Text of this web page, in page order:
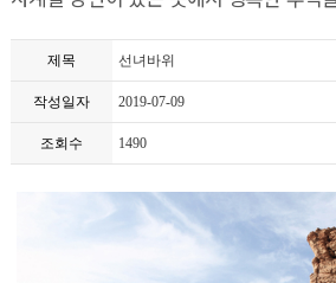
제목 선녀바위
작성일자 2019-07-09
조회수 1490